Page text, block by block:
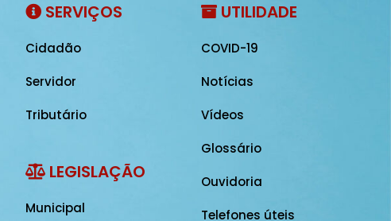
SERVIÇOS
Cidadão
Servidor
Tributário
LEGISLAÇÃO
Municipal
UTILIDADE
COVID-19
Notícias
Vídeos
Glossário
Ouvidoria
Telefones úteis